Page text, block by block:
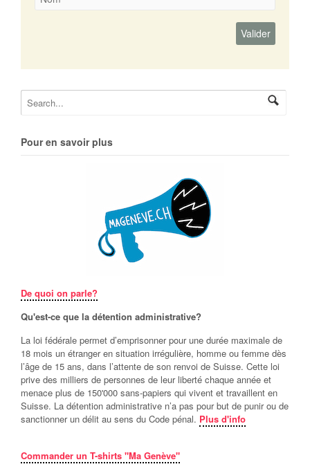
Pour en savoir plus
De quoi on parle?
Qu'est-ce que la détention administrative?
La loi fédérale permet d’emprisonner pour une durée maximale de
18 mois un étranger en situation irrégulière, homme ou femme dès
l’âge de 15 ans, dans l’attente de son renvoi de Suisse. Cette loi
prive des milliers de personnes de leur liberté chaque année et
menace plus de 150'000 sans-papiers qui vivent et travaillent en
Suisse. La détention administrative n’a pas pour but de punir ou de
sanctionner un délit au sens du Code pénal. Plus d'info
Commander un T-shirts "Ma Genève"